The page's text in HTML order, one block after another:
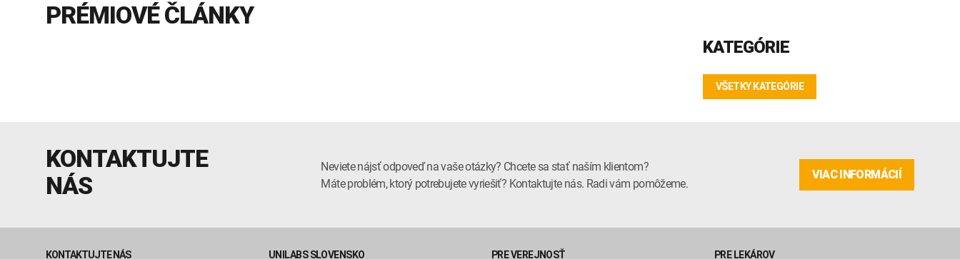
PRÉMIOVÉ ČLÁNKY
KATEGÓRIE
VŠETKY KATEGÓRIE
KONTAKTUJTE
NÁS
Neviete nájsť odpoveď na vaše otázky? Chcete sa stať naším klientom?
Máte problém, ktorý potrebujete vyriešiť? Kontaktujte nás. Radi vám pomôžeme.
VIAC INFORMÁCIÍ
KONTAKTUJTE NÁS UNILABS SLOVENSKO PRE VEREJNOSŤ PRE LEKÁROV